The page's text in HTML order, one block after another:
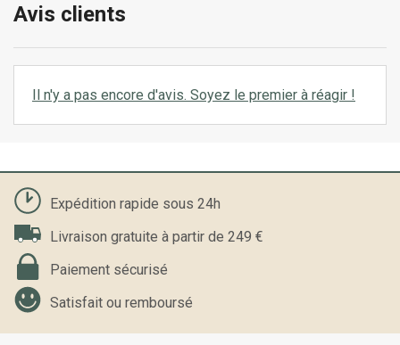
Avis clients
Il n'y a pas encore d'avis. Soyez le premier à réagir !
Expédition rapide sous 24h
Livraison gratuite à partir de 249 €
Paiement sécurisé
Satisfait ou remboursé